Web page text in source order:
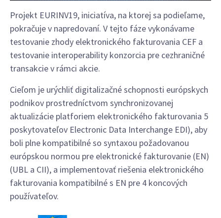
Projekt EURINV19, iniciatíva, na ktorej sa podieľame,
pokračuje v napredovaní. V tejto fáze vykonávame
testovanie zhody elektronického fakturovania CEF a
testovanie interoperability konzorcia pre cezhraničné
transakcie v rámci akcie.
Cieľom je urýchliť digitalizačné schopnosti európskych
podnikov prostredníctvom synchronizovanej
aktualizácie platforiem elektronického fakturovania 5
poskytovateľov Electronic Data Interchange EDI), aby
boli plne kompatibilné so syntaxou požadovanou
európskou normou pre elektronické fakturovanie (EN)
(UBL a CII), a implementovať riešenia elektronického
fakturovania kompatibilné s EN pre 4 koncových
používateľov.